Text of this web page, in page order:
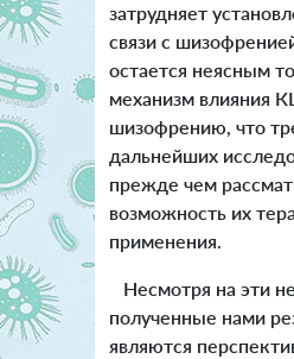
затрудняет
связи с
остается неясным
механизм влияния
шизофрению, что
дальнейших
прежде чем
возможность их
применения.
Несмотря на эти
полученные нами
являются